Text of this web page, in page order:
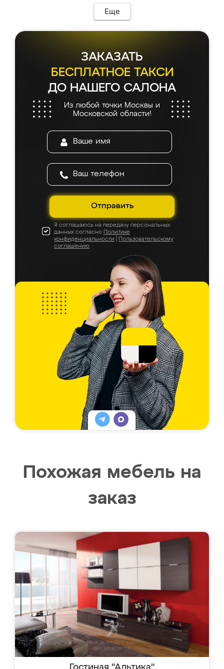
мебель сразу встала на свое место без
каких-либо доработок. Качеством осталась
довольна, все выглядит так, как и ожидала.
Еще
ЗАКАЗАТЬ
БЕСПЛАТНОЕ ТАКСИ
ДО НАШЕГО САЛОНА
Из любой точки Москвы и
Московской области!
Отправить
Я соглашаюсь на передачу персональных
данных согласно Политике
конфиденциальности
Пользовательскому
соглашению
Похожая мебель на
заказ